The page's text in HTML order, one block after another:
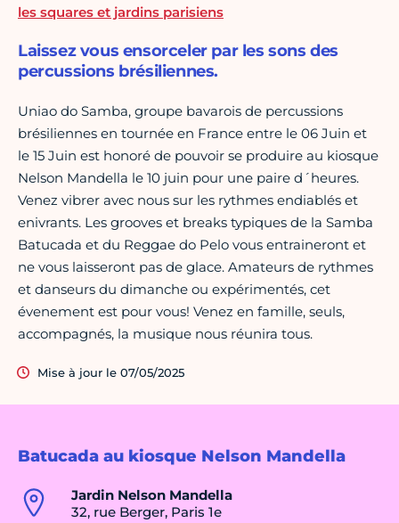
Batucada au kiosque Nelson Mandella
Jardin Nelson Mandella
32, rue Berger, Paris 1e
les squares et jardins parisiens
Laissez vous ensorceler par les sons des
percussions brésiliennes.
Uniao do Samba, groupe bavarois de percussions
brésiliennes en tournée en France entre le 06 Juin et
le 15 Juin est honoré de pouvoir se produire au kiosque
Nelson Mandella le 10 juin pour une paire d´heures.
Venez vibrer avec nous sur les rythmes endiablés et
enivrants. Les grooves et breaks typiques de la Samba
Batucada et du Reggae do Pelo vous entraineront et
ne vous laisseront pas de glace. Amateurs de rythmes
et danseurs du dimanche ou expérimentés, cet
évenement est pour vous! Venez en famille, seuls,
accompagnés, la musique nous réunira tous.
Mise à jour le 07/05/2025